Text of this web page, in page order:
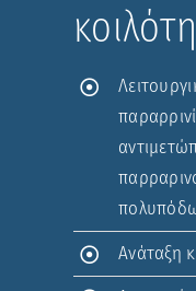
Ανάταξη